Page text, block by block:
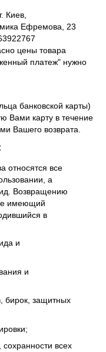
Киев,
Ефремова, 23
цены товара
платеж" нужно
банковской карты)
Вами карту в течение
Вашего возврата.
относятся все
а
Возвращению
имеющий
в
и
и
бирок, защитных
всех